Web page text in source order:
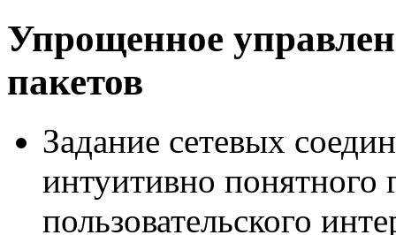
Упрощенное
пакетов
Задание сетевых
интуитивно понятного
пользовательского